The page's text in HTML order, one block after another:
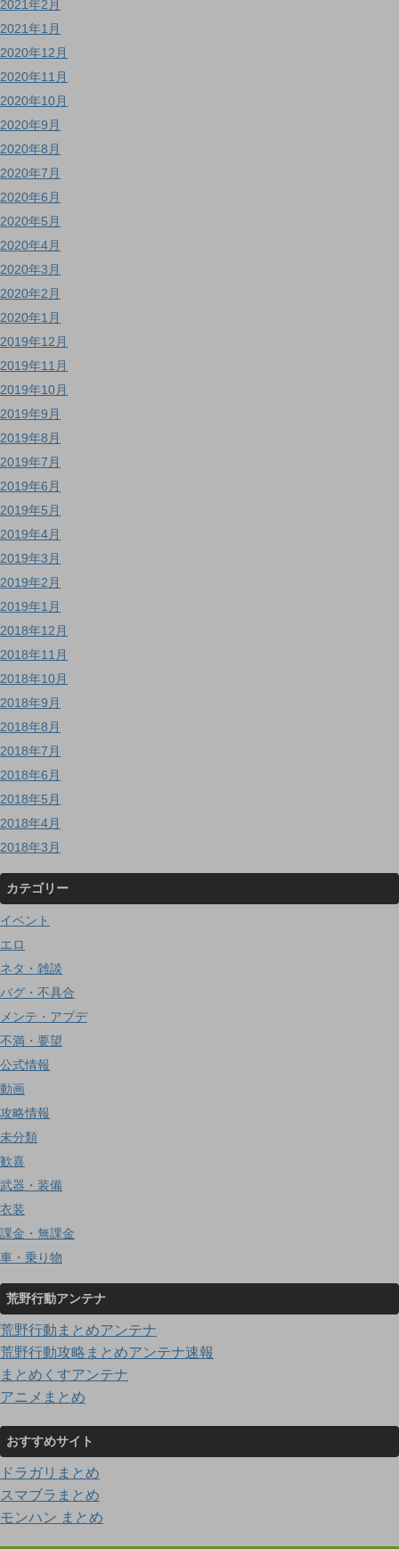
2021年2月
2021年1月
2020年12月
2020年11月
2020年10月
2020年9月
2020年8月
2020年7月
2020年6月
2020年5月
2020年4月
2020年3月
2020年2月
2020年1月
2019年12月
2019年11月
2019年10月
2019年9月
2019年8月
2019年7月
2019年6月
2019年5月
2019年4月
2019年3月
2019年2月
2019年1月
2018年12月
2018年11月
2018年10月
2018年9月
2018年8月
2018年7月
2018年6月
2018年5月
2018年4月
2018年3月
カテゴリー
イベント
エロ
ネタ・雑談
バグ・不具合
メンテ・アプデ
不満・要望
公式情報
動画
攻略情報
未分類
歓喜
武器・装備
衣装
課金・無課金
車・乗り物
荒野行動アンテナ
荒野行動まとめアンテナ
荒野行動攻略まとめアンテナ速報
まとめくすアンテナ
アニメまとめ
おすすめサイト
ドラガリまとめ
スマブラまとめ
モンハン まとめ